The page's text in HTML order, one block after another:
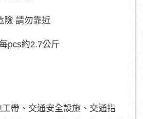
險 請勿靠近
pcs約2.7公斤
帶、交通安全設施、交通指